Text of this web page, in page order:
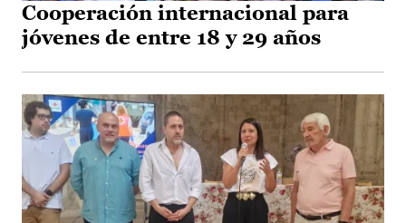
Cooperación internacional para
jóvenes de entre 18 y 29 años